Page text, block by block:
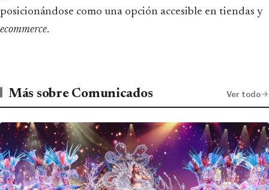
posicionándose como una opción accesible en tiendas y
ecommerce.
Más sobre Comunicados Ver todo